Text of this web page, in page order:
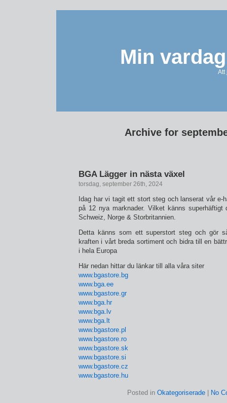
Min
Att
Archive for
BGA Lägger in nästa växel
torsdag, september 26th, 2024
Idag har vi tagit ett stort steg och lanserat vår e-
på 12 nya marknader. Vilket känns
Schweiz, Norge & Storbritannien.
Detta känns som ett superstort steg och gör
kraften i vårt breda sortiment och bidra till en
i hela Europa
Här nedan hittar du länkar till alla våra siter
www.bgastore.bg
www.bga.ee
www.bgastore.gr
www.bga.hr
www.bga.lv
www.bga.lt
www.bgastore.pl
www.bgastore.ro
www.bgastore.sk
www.bgastore.si
www.bgastore.cz
www.bgastore.hu
Posted in Okategoriserade| No